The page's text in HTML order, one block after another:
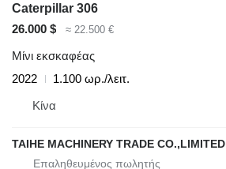
Caterpillar 306
26.000 $
≈ 22.500 €
Μίνι εκσκαφέας
2022
1.100 ωρ./λειτ.
Κίνα
TAIHE MACHINERY TRADE CO.,LIMITED